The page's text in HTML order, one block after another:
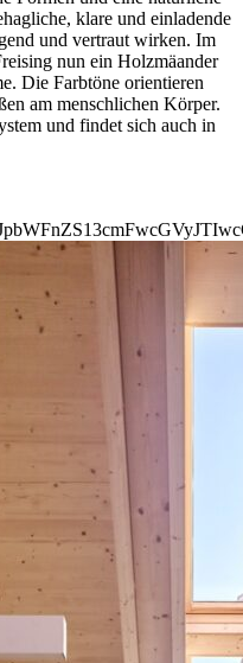
klare und einladende
und vertraut wirken. Im
nun ein Holzmäander
Die Farbtöne orientieren
am menschlichen Körper.
und findet sich auch in